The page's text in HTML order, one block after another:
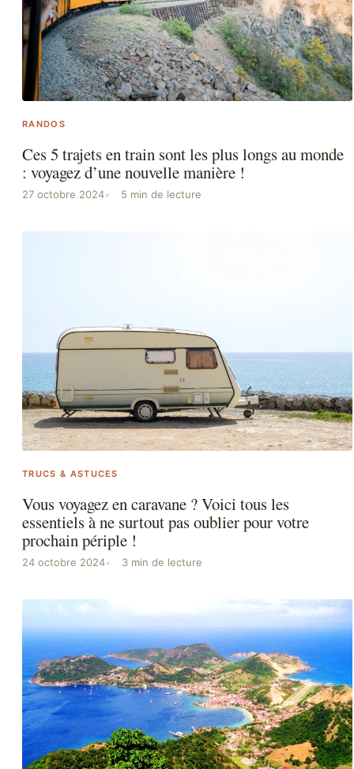
RANDOS
Ces 5 trajets en train sont les plus longs au monde
: voyagez d’une nouvelle manière !
27 octobre 2024 5 min de lecture
TRUCS & ASTUCES
Vous voyagez en caravane ? Voici tous les
essentiels à ne surtout pas oublier pour votre
prochain périple !
24 octobre 2024 3 min de lecture